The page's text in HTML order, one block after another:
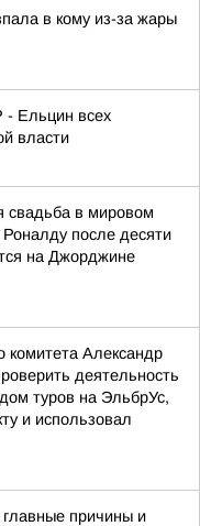
в кому из-за жары
Ельцин всех
власти
свадьба в мировом
после десяти
на Джорджине
комитета Александр
деятельность
туров на ЭльбрУс,
и использовал
причины и